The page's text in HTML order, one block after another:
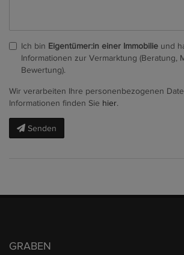
Ich bin Eigentümer:in einer Immobilie und
Informationen zur Vermarktung (Beratung,
Bewertung).
Wir verarbeiten Ihre personenbezogenen
Informationen finden Sie hier.
Senden
GRABEN